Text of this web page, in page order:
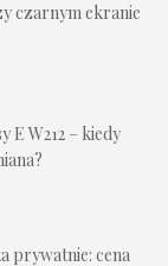
czarnym ekranie
E W212 – kiedy
prywatnie: cena